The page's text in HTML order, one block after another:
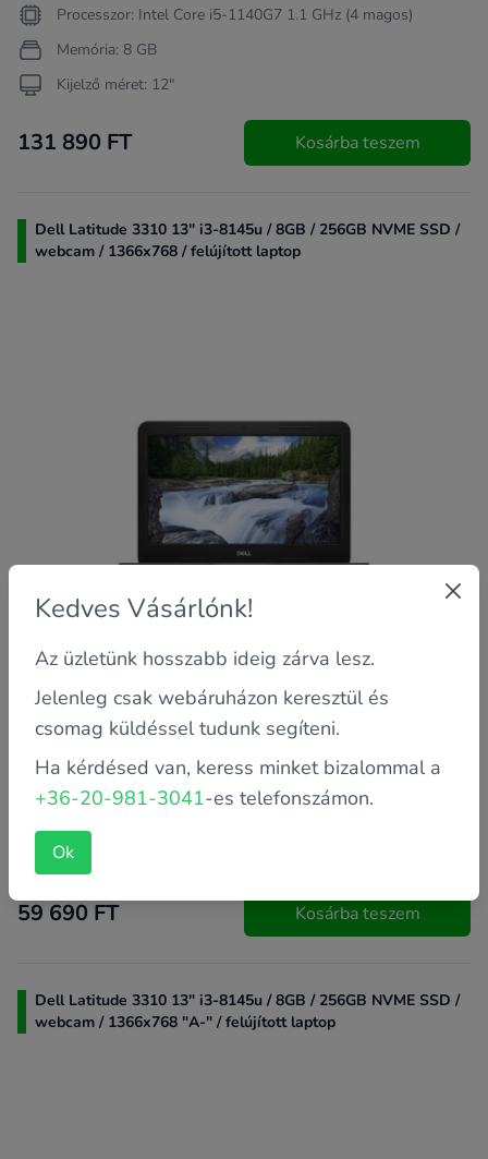
Processzor: Intel Core i5-1140G7 1.1 GHz (4 magos)
Memória: 8 GB
Kijelző méret: 12"
131 890 FT Kosárba teszem
Dell Latitude 3310 13" i3-8145u / 8GB / 256GB NVME SSD /
webcam / 1366x768 / felújított laptop
Processzor: Intel Core i3-8145UE 2.2 GHz (2 magos)
Kijelző méret: 13"
59 690 FT Kosárba teszem
Dell Latitude 3310 13" i3-8145u / 8GB / 256GB NVME SSD /
webcam / 1366x768 "A-" / felújított laptop
Kedves Vásárlónk!
Az üzletünk hosszabb ideig zárva lesz.
Jelenleg csak webáruházon keresztül és
csomag küldéssel tudunk segíteni.
Ha kérdésed van, keress minket bizalommal a
+36-20-981-3041-es telefonszámon.
Ok